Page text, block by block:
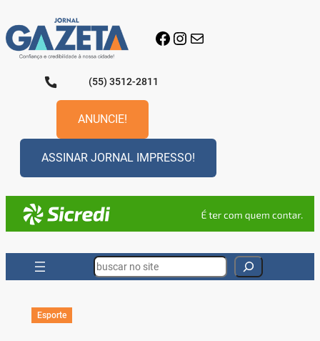
para
o
conteúdo
Facebook
Instagram
E-mail
(55) 3512-2811
ANUNCIE!
ASSINAR JORNAL IMPRESSO!
Search
Esporte